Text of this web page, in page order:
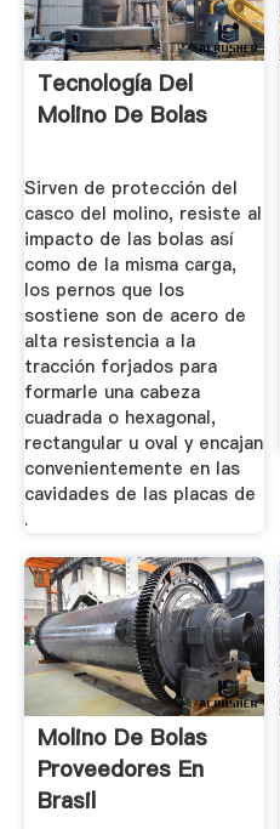
Tecnología Del
Molino De Bolas
Sirven de protección del
casco del molino, resiste al
impacto de las bolas así
como de la misma carga,
los pernos que los
sostiene son de acero de
alta resistencia a la
tracción forjados para
formarle una cabeza
cuadrada o hexagonal,
rectangular u oval y encajan
convenientemente en las
cavidades de las placas de
.
Molino De Bolas
Proveedores En
Brasil